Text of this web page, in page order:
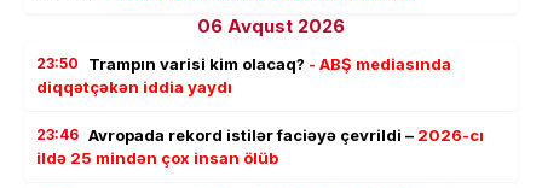
06 Avqust 2026
23:50 Trampın varisi kim olacaq? - ABŞ mediasında
diqqətçəkən iddia yaydı
23:46 Avropada rekord istilər faciəyə çevrildi – 2026-cı
ildə 25 mindən çox insan ölüb